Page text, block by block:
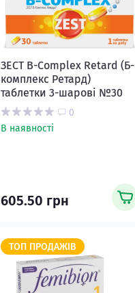
ЗЕСТ B-Complex Retard (Б-
комплекс Ретард)
таблетки 3-шарові №30
0
В наявності
605.50 грн
ТОП ПРОДАЖІВ